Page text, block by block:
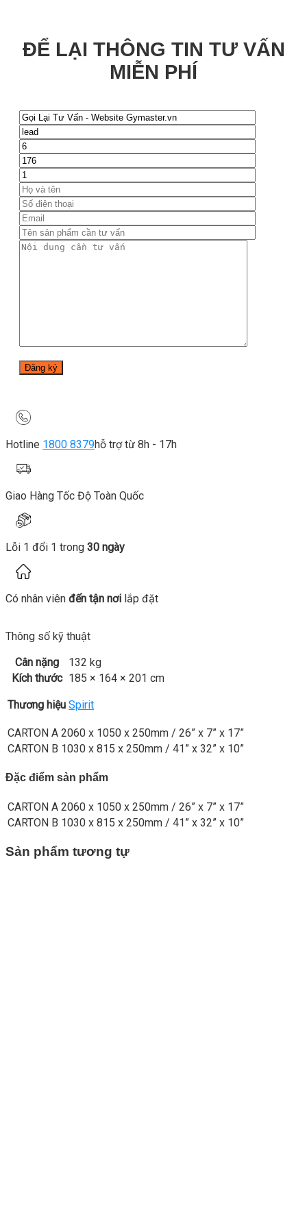
ĐỂ LẠI THÔNG TIN TƯ VẤN
MIỄN PHÍ
Hotline 1800 8379hỗ trợ từ 8h - 17h
Giao Hàng Tốc Độ Toàn Quốc
Lỗi 1 đổi 1 trong 30 ngày
Có nhân viên đến tận nơi lắp đặt
Thông số kỹ thuật
Cân nặng
132 kg
Kích thước 185 × 164 × 201 cm
Thương hiệu Spirit
CARTON A 2060 x 1050 x 250mm / 26” x 7” x 17”
CARTON B 1030 x 815 x 250mm / 41” x 32” x 10”
Đặc điểm sản phẩm
CARTON A 2060 x 1050 x 250mm / 26” x 7” x 17”
CARTON B 1030 x 815 x 250mm / 41” x 32” x 10”
Sản phẩm tương tự